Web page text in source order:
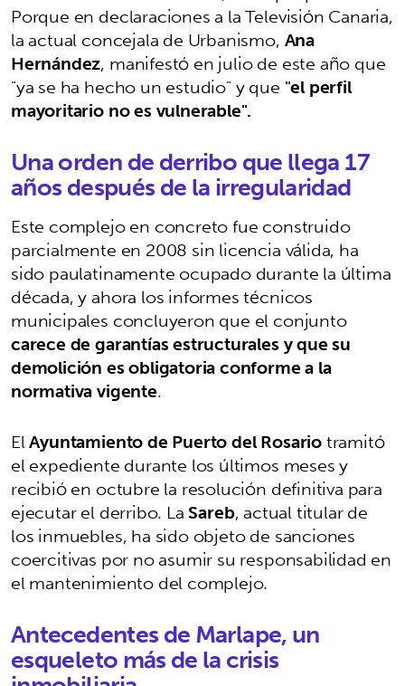
Porque en declaraciones a la Televisión Canaria,
la actual concejala de Urbanismo,Ana
Hernández, manifestó en julio de este año que
"ya se ha hecho un estudio" y que "el perfil
mayoritario no es vulnerable".
Una orden de derribo que llega 17
años después de la irregularidad
Este complejo en concreto fue construido
parcialmente en 2008 sin licencia válida, ha
sido paulatinamente ocupado durante la última
década, y ahora los informes técnicos
municipales concluyeron que el conjunto
carece de garantías estructurales y que su
demolición es obligatoria conforme a la
normativa vigente.
ElAyuntamiento de Puerto del Rosariotramitó
el expediente durante los últimos meses y
recibió en octubre la resolución definitiva para
ejecutar el derribo. LaSareb, actual titular de
los inmuebles, ha sido objeto de sanciones
coercitivas por no asumir su responsabilidad en
el mantenimiento del complejo.
Antecedentes de Marlape, un
esqueleto más de la crisis